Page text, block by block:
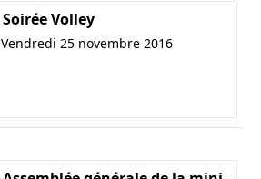
Soirée Volley
Vendredi 25 novembre 2016